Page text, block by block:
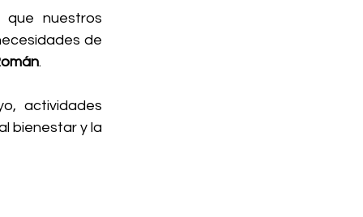
que nuestros
de
.
actividades
bienestar y la